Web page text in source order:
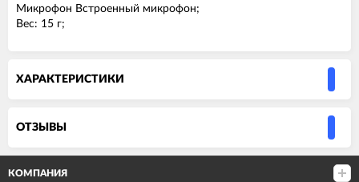
Микрофон Встроенный микрофон;
Вес: 15 г;
ХАРАКТЕРИСТИКИ
ОТЗЫВЫ
КОМПАНИЯ